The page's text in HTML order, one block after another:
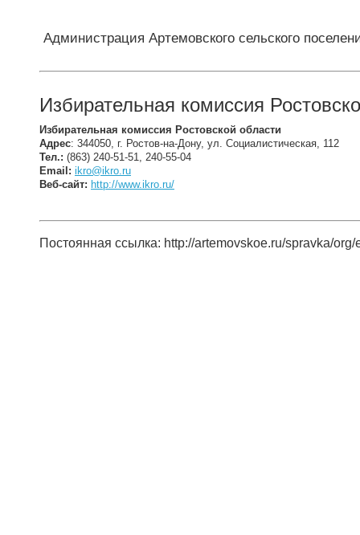
Администрация Артемовского сельского
Избирательная комиссия
Избирательная комиссия Ростовской области
Адрес: 344050, г. Ростов-на-Дону, ул. Социалистическая, 112
Тел.: (863) 240-51-51, 240-55-04
Email: ikro@ikro.ru
Веб-сайт: http://www.ikro.ru/
Постоянная ссылка: http://artemovskoe.ru/spravka/